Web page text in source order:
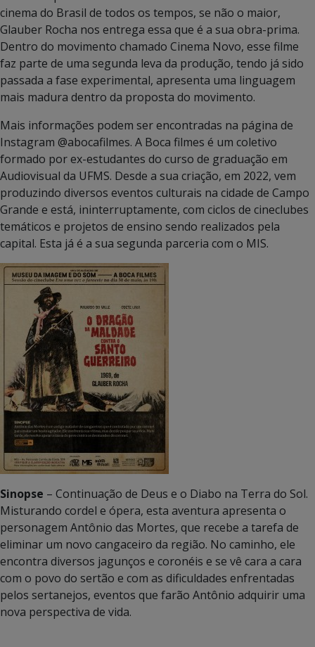
cinema do Brasil de todos os tempos, se não o maior,
Glauber Rocha nos entrega essa que é a sua obra-prima.
Dentro do movimento chamado Cinema Novo, esse filme
faz parte de uma segunda leva da produção, tendo já sido
passada a fase experimental, apresenta uma linguagem
mais madura dentro da proposta do movimento.
Mais informações podem ser encontradas na página de
Instagram @abocafilmes. A Boca filmes é um coletivo
formado por ex-estudantes do curso de graduação em
Audiovisual da UFMS. Desde a sua criação, em 2022, vem
produzindo diversos eventos culturais na cidade de Campo
Grande e está, ininterruptamente, com ciclos de cineclubes
temáticos e projetos de ensino sendo realizados pela
capital. Esta já é a sua segunda parceria com o MIS.
Sinopse – Continuação de Deus e o Diabo na Terra do Sol.
Misturando cordel e ópera, esta aventura apresenta o
personagem Antônio das Mortes, que recebe a tarefa de
eliminar um novo cangaceiro da região. No caminho, ele
encontra diversos jagunços e coronéis e se vê cara a cara
com o povo do sertão e com as dificuldades enfrentadas
pelos sertanejos, eventos que farão Antônio adquirir uma
nova perspectiva de vida.